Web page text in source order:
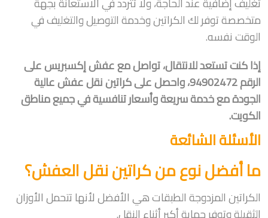
متخصصة توفر لك الكراتين وخدمة التوصيل والتغليف في
الوقت نفسه.
إذا كنت تستعد للانتقال، تواصل مع عفش إكسبريس على
الرقم 94902472، واحصل على كراتين نقل عفش عالية
الجودة مع خدمة سريعة وأسعار تنافسية في جميع مناطق
الكويت.
الأسئلة الشائعة
ما أفضل نوع من كراتين نقل العفش؟
الكراتين المزدوجة الطبقات هي الأفضل لأنها تتحمل الأوزان
الثقيلة وتوفر حماية أكبر أثناء النقل.